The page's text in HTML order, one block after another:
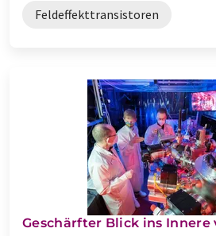
Feldeffekttransistoren
Geschärfter Blick ins